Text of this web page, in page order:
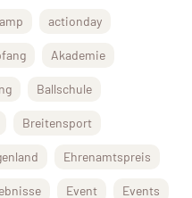
actionday
Akademie
Ballschule
Breitensport
Ehrenamtspreis
Event Events